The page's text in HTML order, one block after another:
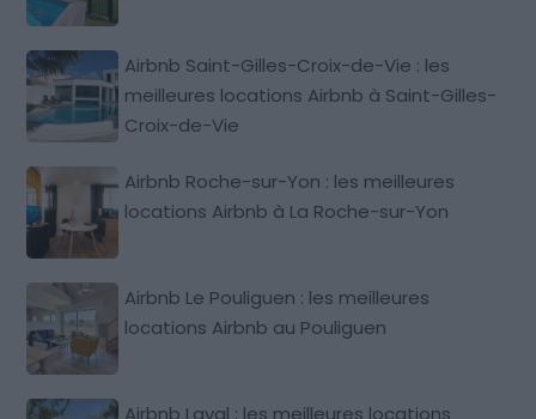
Airbnb Saint-Gilles-Croix-de-Vie : les
meilleures locations Airbnb à Saint-Gilles-
Croix-de-Vie
Airbnb Roche-sur-Yon : les meilleures
locations Airbnb à La Roche-sur-Yon
Airbnb Le Pouliguen : les meilleures
locations Airbnb au Pouliguen
Airbnb Laval : les meilleures locations